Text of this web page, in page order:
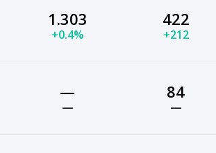
1.303
+0.4%
422
+212
—
—
84
—